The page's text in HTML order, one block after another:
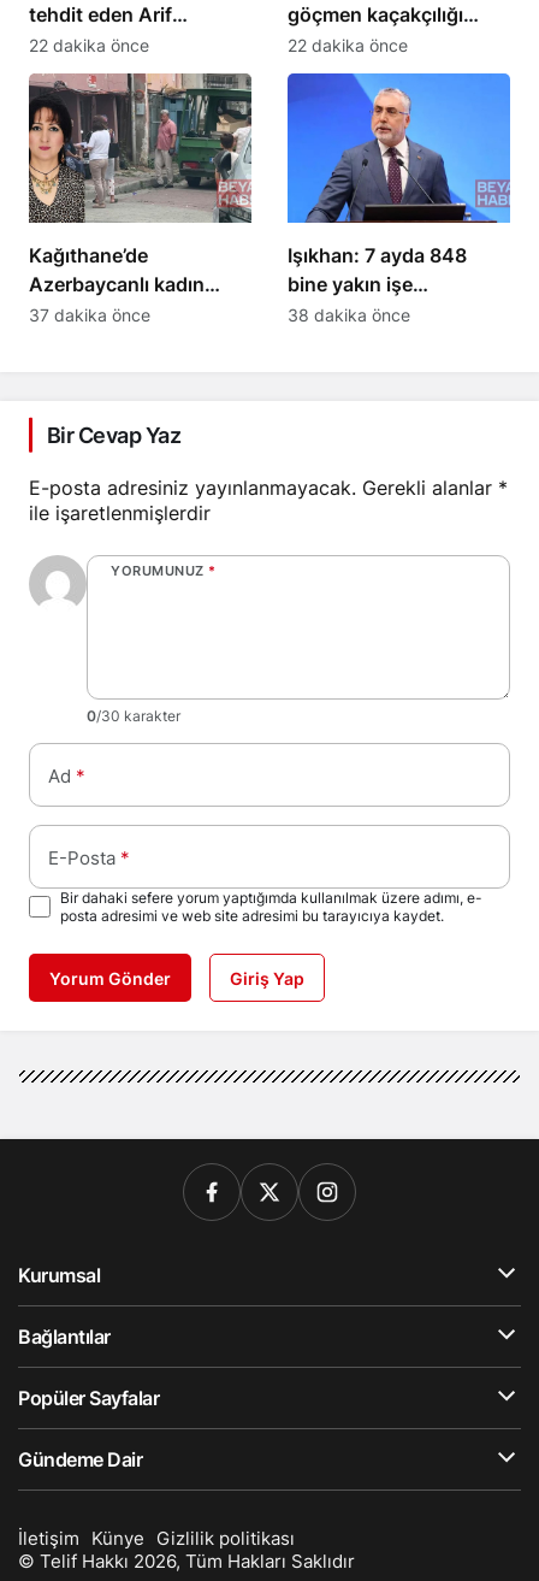
tehdit eden Arif
Tanrıkulu, 8 yerinden
bıçakladı
22 dakika önce
göçmen kaçakçılığı
operasyonunda 4
tutuklama
22 dakika önce
Kağıthane’de
Azerbaycanlı kadın
evinde ölü bulundu;
37 dakika önce
Işıkhan: 7 ayda 848
bine yakın işe
yerleştirdik
38 dakika önce
Bir Cevap Yaz
E-posta adresiniz yayınlanmayacak. Gerekli alanlar *
ile işaretlenmişlerdir
YORUMUNUZ *
0/30 karakter
Ad *
E-Posta *
Bir dahaki sefere yorum yaptığımda kullanılmak üzere adımı, e-
posta adresimi ve web site adresimi bu tarayıcıya kaydet.
Yorum Gönder Giriş Yap
Kurumsal
Bağlantılar
Popüler Sayfalar
Gündeme Dair
İletişim Künye
Gizlilik politikası
© Telif Hakkı 2026, Tüm Hakları Saklıdır